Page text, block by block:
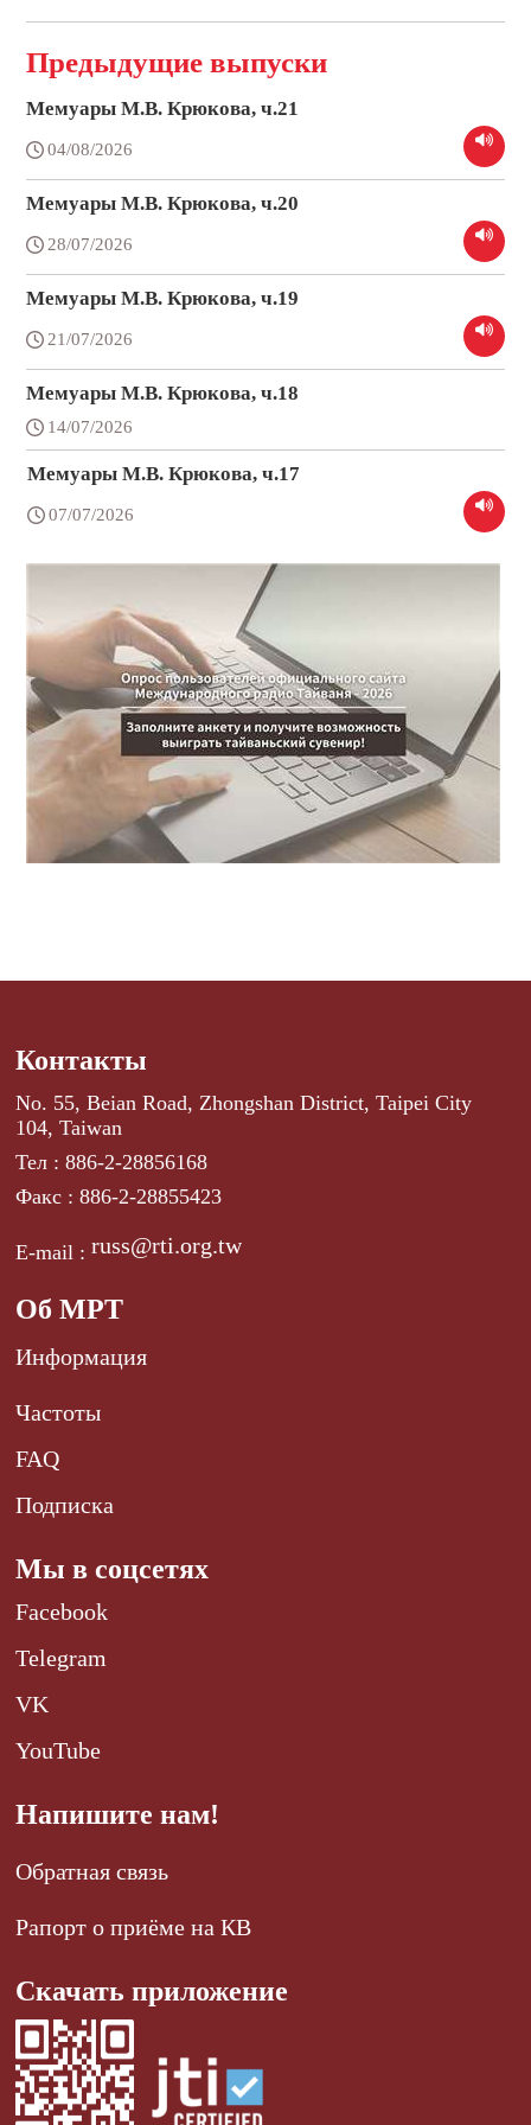
Предыдущие выпуски
Мемуары М.В. Крюкова, ч.21
04/08/2026
Мемуары М.В. Крюкова, ч.20
28/07/2026
Мемуары М.В. Крюкова, ч.19
21/07/2026
Мемуары М.В. Крюкова, ч.18
14/07/2026
Мемуары М.В. Крюкова, ч.17
07/07/2026
Контакты
No. 55, Beian Road, Zhongshan District, Taipei City
104, Taiwan
Тел : 886-2-28856168
Факс : 886-2-28855423
E-mail :russ@rti.org.tw
Об МРТ
Информация
Частоты
FAQ
Подписка
Мы в соцсетях
Facebook
Telegram
VK
YouTube
Напишите нам!
Обратная связь
Рапорт о приёме на КВ
Скачать приложение